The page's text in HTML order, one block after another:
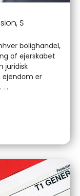
,S
bolighandel,
af ejerskabet
juridisk
er
.